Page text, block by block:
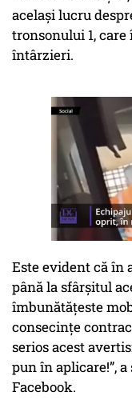
același lucru
tronsonului 1,
întârzieri.
Este evident că în
până la sfârșitul
îmbunătățeste
consecințe
serios acest
pun în aplicare!”,
Facebook.